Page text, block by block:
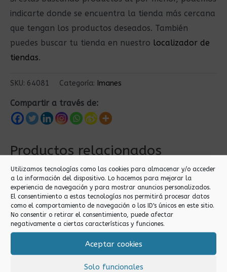
Utilizamos tecnologías como las cookies para almacenar y/o acceder
a la información del dispositivo. Lo hacemos para mejorar la
experiencia de navegación y para mostrar anuncios personalizados.
El consentimiento a estas tecnologías nos permitirá procesar datos
como el comportamiento de navegación o los ID's únicos en este sitio.
No consentir o retirar el consentimiento, puede afectar
negativamente a ciertas características y funciones.
Aceptar cookies
Solo funcionales
indicarte donde se encuentra la tienda más cercana
que tengan los productos deseados. También
puedes buscar tu tienda en nuestro localizador de
tiendas.
SKU: 64081 Categoría: Imanes
Compartir a través de:
Productos relacionados
Imanes
IMAN ASTURIAS –
Imanes
IMAN ASTURIAS –